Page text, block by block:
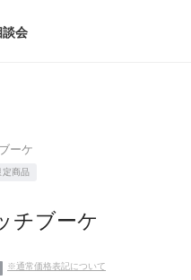
ク
エステ
クショップ一覧
会
ーケ
定商品
チブーケ
※通常価格表記について